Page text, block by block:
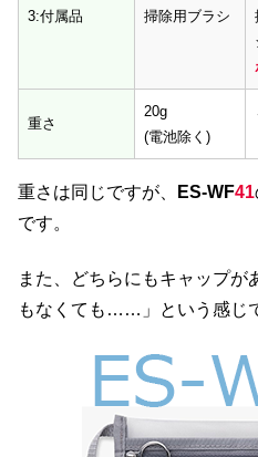
3:付属品
掃除用ブラシ
重さ
20g
(電池除く)
重さは同じですが、 ES-WF41
です。
また、どちらにもキャップが
もなくても……」という感じ